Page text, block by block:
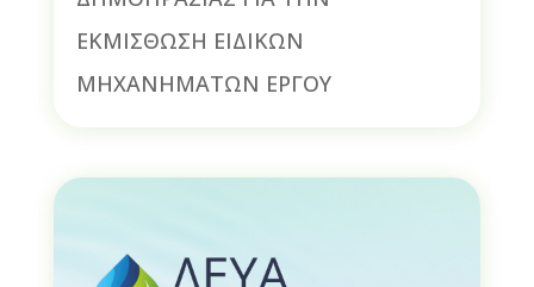
ΕΚΜΙΣΘΩΣΗ ΕΙΔΙΚΩΝ
ΜΗΧΑΝΗΜΑΤΩΝ ΕΡΓΟΥ